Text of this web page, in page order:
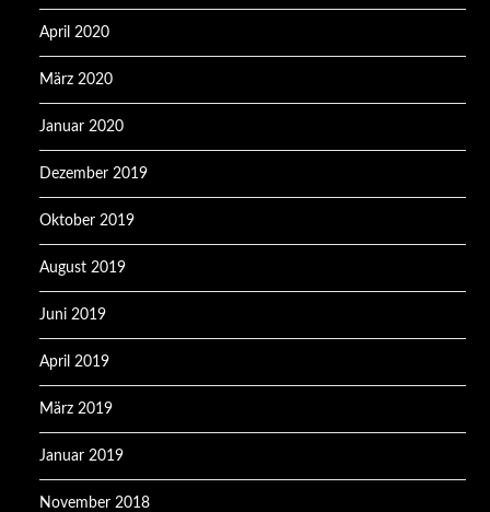
April 2020
März 2020
Januar 2020
Dezember 2019
Oktober 2019
August 2019
Juni 2019
April 2019
März 2019
Januar 2019
November 2018